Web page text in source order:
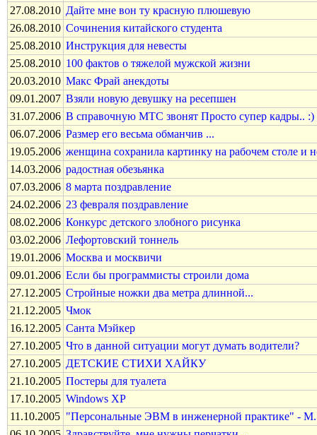
27.08.2010 Дайте мне вон ту красную плюшевую
26.08.2010 Сочинения китайского студента
25.08.2010 Инструкция для невесты
25.08.2010 100 фактов о тяжелой мужской жизни
20.03.2010 Макс Фрай анекдоты
09.01.2007 Взяли новую девушку на ресепшен
31.07.2006 В справочную МТС звонят Просто супер кадры.. :)
06.07.2006 Размер его весьма обманчив ...
19.05.2006 женщина сохранила картинку на рабочем столе и
14.03.2006 радостная обезьянка
07.03.2006 8 марта поздравление
24.02.2006 23 февраля поздравление
08.02.2006 Конкурс детского злобного рисунка
03.02.2006 Лефортовский тоннель
19.01.2006 Москва и москвичи
09.01.2006 Если бы программисты строили дома
27.12.2005 Стройные ножки два метра длинной...
21.12.2005 Чмок
16.12.2005 Санта Мэйкер
27.10.2005 Что в данной ситуации могут думать водители?
27.10.2005 ДЕТСКИЕ СТИХИ ХАЙКУ
21.10.2005 Постеры для туалета
17.10.2005 Windows XP
11.10.2005 "Персональные ЭВМ в инженерной практике" - М.: